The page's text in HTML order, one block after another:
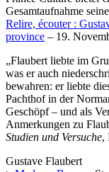
Gesamtaufnahme
Relire, écouter :
province – 19.
„Flaubert liebte im
was er auch
bewahren: er liebte
Pachthof in der
Geschöpf – und als
Anmerkungen zu
Studien und Versuche,
Gustave Flaubert